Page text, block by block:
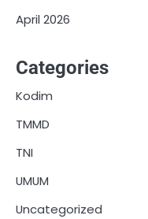
April 2026
Categories
Kodim
TMMD
TNI
UMUM
Uncategorized